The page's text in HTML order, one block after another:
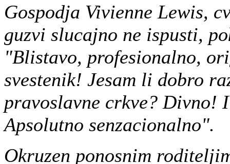
Gospodja Vivienne Lewis,
guzvi slucajno ne ispusti,
"Blistavo, profesionalno,
svestenik! Jesam li dobro
pravoslavne crkve?
Apsolutno senzacionalno".
Okruzen ponosnim